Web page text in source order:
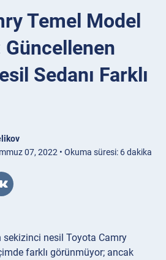
Temel Model
Sedanı Farklı
07, 2022 • Okuma süresi: 6 dakika
sekizinci nesil Toyota Camry
farklı görünmüyor; ancak